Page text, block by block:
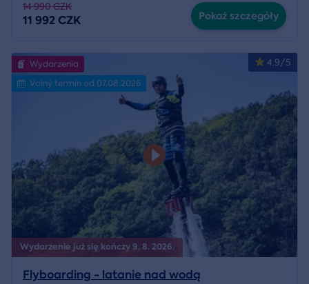
14 990 CZK
11 992 CZK Pokaż szczegóły
Wydarzenie już się kończy 9. 8. 2026.
4.9/5
Wydarzenia
Volný termín od 07.08.2026
Flyboarding - latanie nad wodą